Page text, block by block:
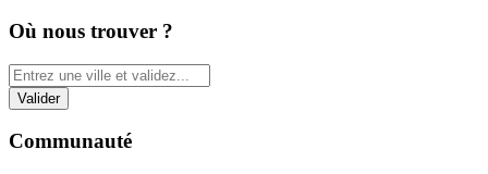
Où nous trouver ?
Communauté